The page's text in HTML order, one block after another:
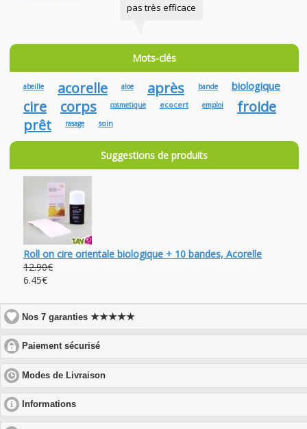
pas très efficace
Mots-clés
abeille acorelle aloe après bande biologique
cire corps cosmetique ecocert emploi
froide
prêt
rasage soin
Suggestions de produits
Roll on cire orientale biologique + 10 bandes, Acorelle
12.90€
6.45€
Nos 7 garanties★★★★★
Paiement sécurisé
to
expand
Modes de Livraison
to
contents
Informations
to